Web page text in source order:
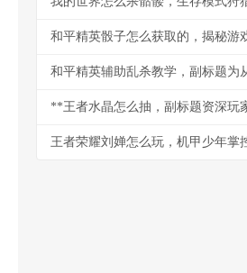
和平精英骰子怎么获取的，揭秘游
王者荣耀刘婵怎么玩，机甲少年掌